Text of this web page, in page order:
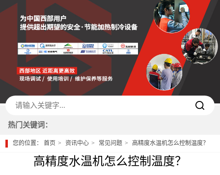
热门关键词：
您的位置：首页 资讯中心 常见问题 高精度水温机怎么控制温度？
高精度水温机怎么控制温度？